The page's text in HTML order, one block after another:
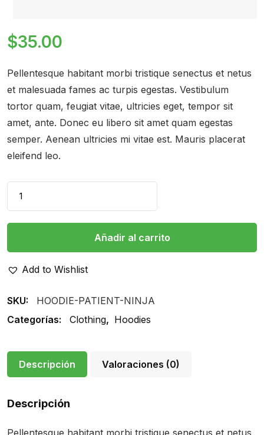
$35.00
Pellentesque habitant morbi tristique senectus et netus
et malesuada fames ac turpis egestas. Vestibulum
tortor quam, feugiat vitae, ultricies eget, tempor sit
amet, ante. Donec eu libero sit amet quam egestas
semper. Aenean ultricies mi vitae est. Mauris placerat
eleifend leo.
cantidad
Añadir al carrito
Add to Wishlist
SKU:
HOODIE-PATIENT-NINJA
Categorías:
Clothing, Hoodies
Descripción Valoraciones (0)
Descripción
Pellentesque habitant morbi tristique senectus et netus